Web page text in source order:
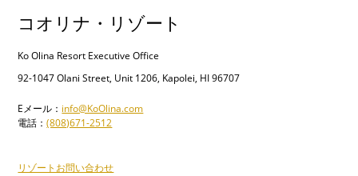
コオリナ・リゾート
Ko Olina Resort Executive Office
92-1047 Olani Street, Unit 1206, Kapolei, HI 96707
Eメール： info@KoOlina.com
電話：(808)671-2512
リゾートお問い合わせ